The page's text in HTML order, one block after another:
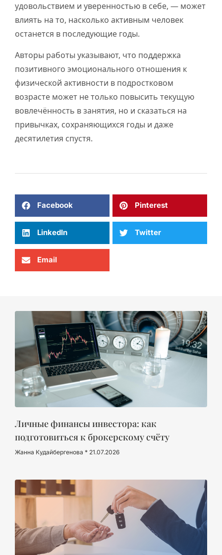
удовольствием и уверенностью в себе, — может
влиять на то, насколько активным человек
останется в последующие годы.
Авторы работы указывают, что поддержка
позитивного эмоционального отношения к
физической активности в подростковом
возрасте может не только повысить текущую
вовлечённость в занятия, но и сказаться на
привычках, сохраняющихся годы и даже
десятилетия спустя.
Facebook Pinterest
LinkedIn Twitter
Email
Личные финансы инвестора: как
подготовиться к брокерскому счёту
Жанна Кудайбергенова 21.07.2026